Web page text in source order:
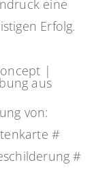
eine
Erfolg.
von:
#
#